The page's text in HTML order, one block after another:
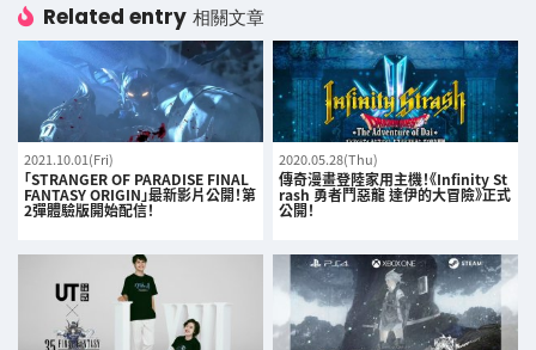
Related entry 相關文章
2021.10.01(Fri)
「STRANGER OF PARADISE FINAL
FANTASY ORIGIN」最新影片公開！第
2彈體驗版開始配信！
2020.05.28(Thu)
傳奇漫畫登陸家用主機！《Infinity St
rash 勇者鬥惡龍 達伊的大冒險》正式
公開！